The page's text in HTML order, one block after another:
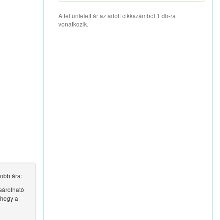
ára:
a
A feltüntetett ár az adott cikkszámból 1 db-ra
vonatkozik.